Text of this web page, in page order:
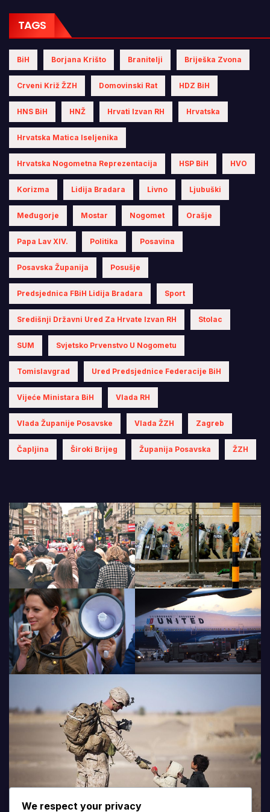
TAGS
BiH Borjana Krišto Branitelji Briješka Zvona
Crveni Križ ŽZH Domovinski Rat HDZ BiH
HNS BiH HNŽ Hrvati Izvan RH Hrvatska
Hrvatska Matica Iseljenika
Hrvatska Nogometna Reprezentacija HSP BiH HVO
Korizma Lidija Bradara Livno Ljubuški
Međugorje Mostar Nogomet Orašje
Papa Lav XIV. Politika Posavina
Posavska Županija Posušje
Predsjednica FBiH Lidija Bradara Sport
Središnji Državni Ured Za Hrvate Izvan RH Stolac
SUM Svjetsko Prvenstvo U Nogometu
Tomislavgrad Ured Predsjednice Federacije BiH
Vijeće Ministara BiH Vlada RH
Vlada Županije Posavske Vlada ŽZH Zagreb
Čapljina Široki Brijeg Županija Posavska ŽZH
We respect your privacy